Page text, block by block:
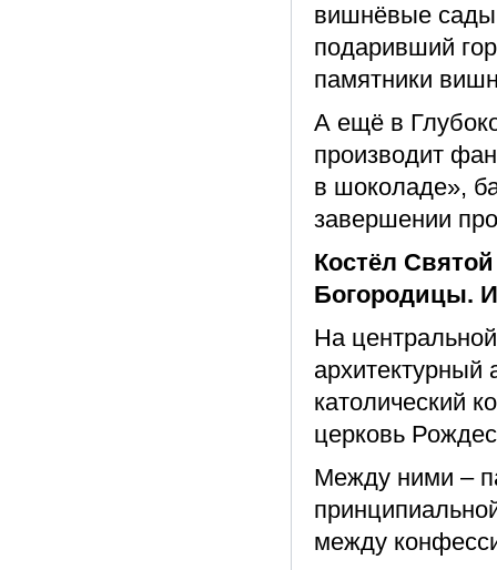
вишнёвые
подаривший
памятники
А ещё в
производит
в шоколаде»,
завершении
Костёл
Богородицы.
На
архитектурный
католический
церковь
Между ними –
между